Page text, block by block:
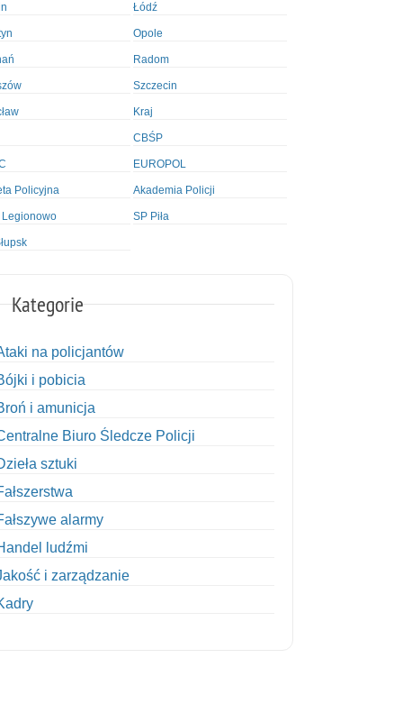
Łódź
Opole
Radom
Szczecin
Kraj
CBŚP
EUROPOL
Policyjna Akademia Policji
Legionowo SP Piła
Kategorie
na policjantów
i pobicia
i amunicja
Biuro Śledcze Policji
sztuki
alarmy
ludźmi
i zarządzanie